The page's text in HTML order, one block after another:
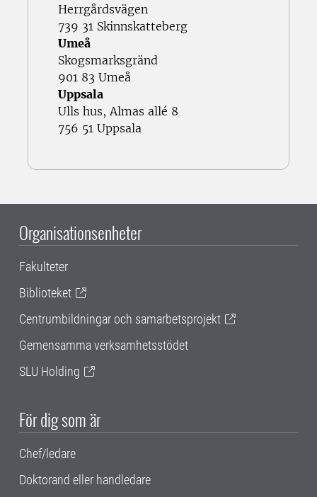
Herrgårdsvägen
739 31 Skinnskatteberg
Umeå
Skogsmarksgränd
901 83 Umeå
Uppsala
Ulls hus, Almas allé 8
756 51 Uppsala
Organisationsenheter
Fakulteter
Biblioteket
Centrumbildningar och samarbetsprojekt
Gemensamma verksamhetsstödet
SLU Holding
För dig som är
Chef/ledare
Doktorand eller handledare